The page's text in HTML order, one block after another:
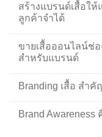
สร้างแบรนด์เสื้อให้
ลูกค้าจำได้
ขายเสื้อออนไลน์ช่
สำหรับแบรนด์
Branding เสื้อ สำ
Brand